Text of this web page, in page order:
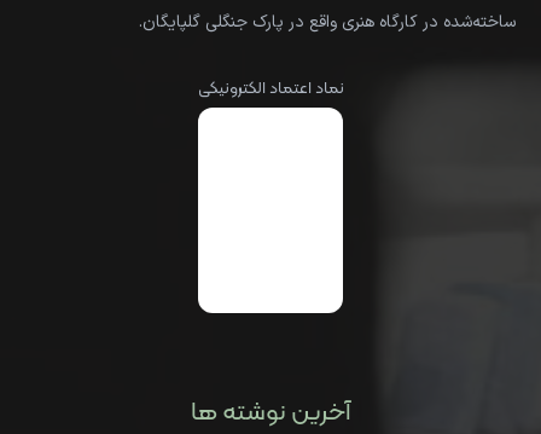
ساخته‌شده در کارگاه هنری واقع در پارک جنگلی گلپایگان.
نماد اعتماد الکترونیکی
آخرین نوشته ها